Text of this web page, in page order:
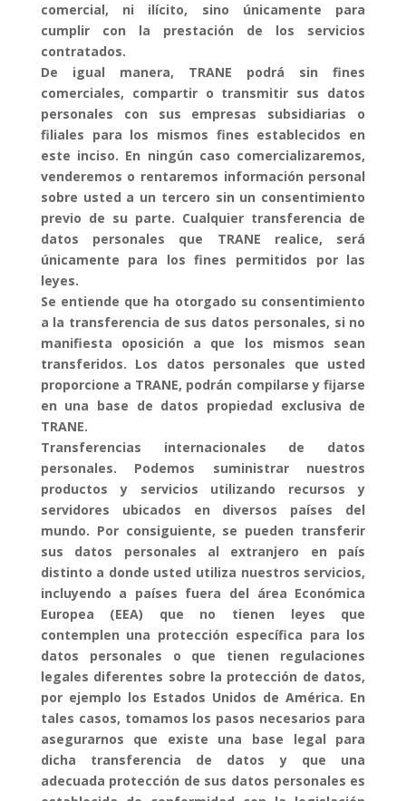
comercial, ni ilícito, sino únicamente para
cumplir con la prestación de los servicios
contratados.
De igual manera, TRANE podrá sin fines
comerciales, compartir o transmitir sus datos
personales con sus empresas subsidiarias o
filiales para los mismos fines establecidos en
este inciso. En ningún caso comercializaremos,
venderemos o rentaremos información personal
sobre usted a un tercero sin un consentimiento
previo de su parte. Cualquier transferencia de
datos personales que TRANE realice, será
únicamente para los fines permitidos por las
leyes.
Se entiende que ha otorgado su consentimiento
a la transferencia de sus datos personales, si no
manifiesta oposición a que los mismos sean
transferidos. Los datos personales que usted
proporcione a TRANE, podrán compilarse y fijarse
en una base de datos propiedad exclusiva de
TRANE.
Transferencias internacionales de datos
personales. Podemos suministrar nuestros
productos y servicios utilizando recursos y
servidores ubicados en diversos países del
mundo. Por consiguiente, se pueden transferir
sus datos personales al extranjero en país
distinto a donde usted utiliza nuestros servicios,
incluyendo a países fuera del área Económica
Europea (EEA) que no tienen leyes que
contemplen una protección específica para los
datos personales o que tienen regulaciones
legales diferentes sobre la protección de datos,
por ejemplo los Estados Unidos de América. En
tales casos, tomamos los pasos necesarios para
asegurarnos que existe una base legal para
dicha transferencia de datos y que una
adecuada protección de sus datos personales es